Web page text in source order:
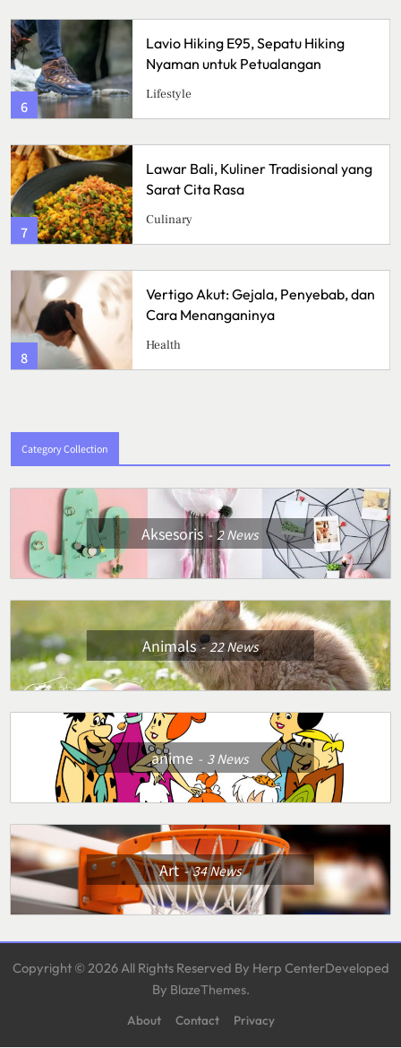
2
Crispy Cheese Bombs, Camilan
Renyah dengan Ledakan Keju yang
Sulit Ditolak
Kuliner
3
Ikan Fillet Saus Rempah, Sajian
Lezat dengan Aroma Kaya yang
Menggugah Selera
Kuliner
4
Sunrise Point Cukul, Destinasi Hits
dengan Panorama Pagi
Travel
Category Collection
Aksesoris 2News
Animals 22News
anime 3News
Art 34News
Copyright © 2026 All Rights Reserved By Herp CenterDeveloped
By BlazeThemes.
About Contact Privacy